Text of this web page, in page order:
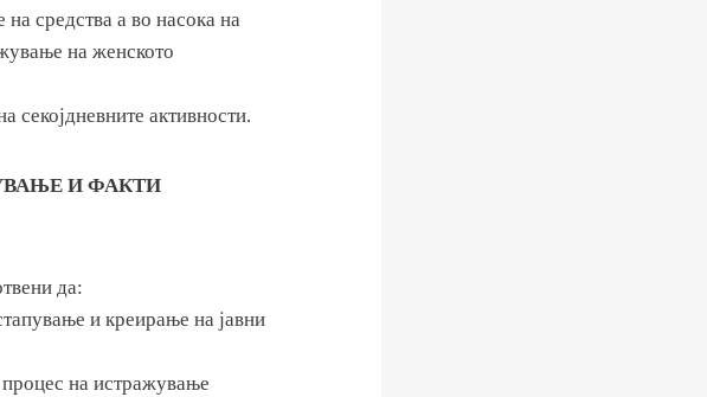
средства а во насока на
на женското
секојдневните активности.
И ФАКТИ
да:
и креирање на јавни
процес на истражување